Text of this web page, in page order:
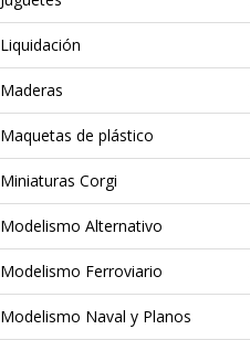
Liquidación
Maderas
Maquetas de plástico
Miniaturas Corgi
Modelismo Alternativo
Modelismo Ferroviario
Modelismo Naval y Planos